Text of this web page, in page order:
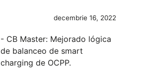
decembrie 16, 2022
- CB Master: Mejorado lógica
de balanceo de smart
charging de OCPP.